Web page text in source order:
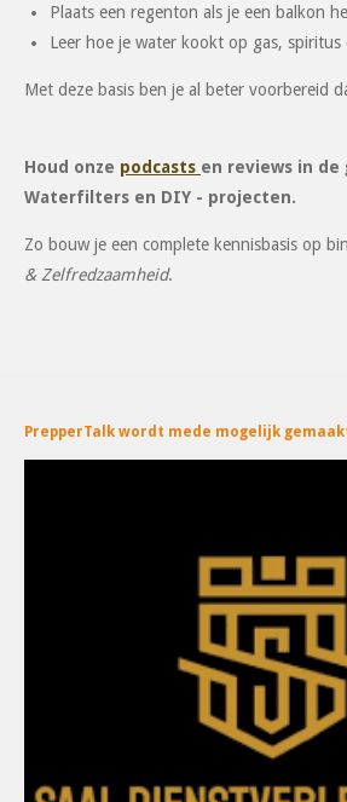
Plaats een regenton als je een balkon
Leer hoe je water kookt op gas, spiritus
Met deze basis ben je al beter voorbereid
Houd onze podcasts en reviews in
Waterfilters en DIY - projecten.
Zo bouw je een complete kennisbasis op
& Zelfredzaamheid.
PrepperTalk wordt mede mogelijk